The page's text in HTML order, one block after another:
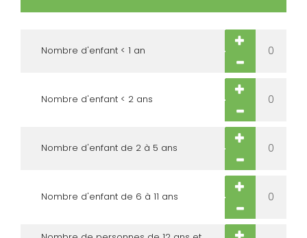
Nombre d'enfant < 1 an
Nombre d'enfant < 2 ans
Nombre d'enfant de 2 à 5 ans
Nombre d'enfant de 6 à 11 ans